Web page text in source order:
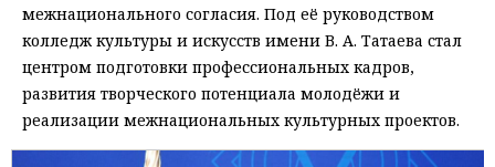
межнационального согласия. Под её руководством
колледж культуры и искусств имени В. А. Татаева стал
центром подготовки профессиональных кадров,
развития творческого потенциала молодёжи и
реализации межнациональных культурных проектов.